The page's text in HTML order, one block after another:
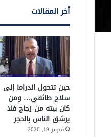
أخر المقالات
حين تتحول الدراما إلى
سلاح طائفي… ومن
كان بيته من زجاج فلا
يرشق الناس بالحجر
فبراير 19, 2026